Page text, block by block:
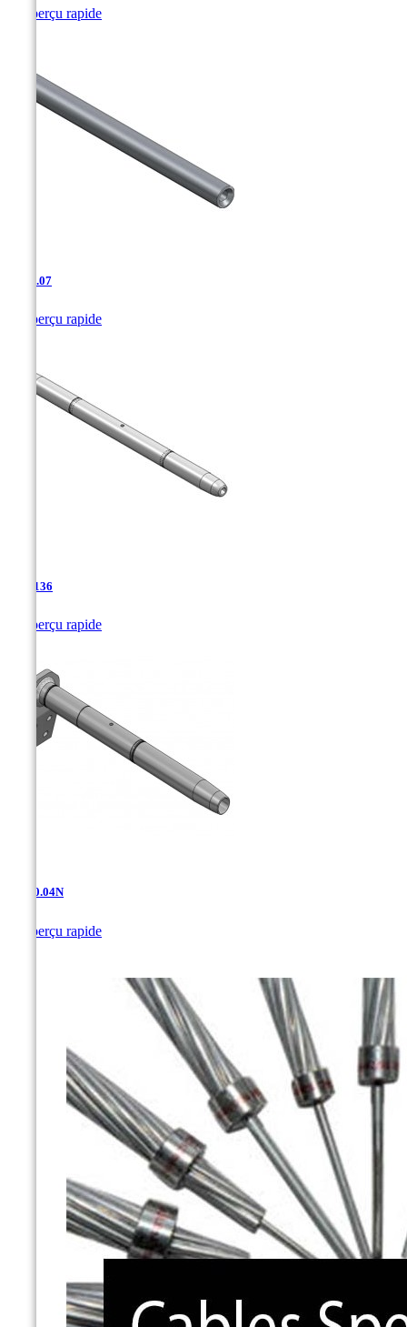
Aperçu rapide
SJ-10.07
Aperçu rapide
TJA-136
Aperçu rapide
AD-10.04N
Aperçu rapide